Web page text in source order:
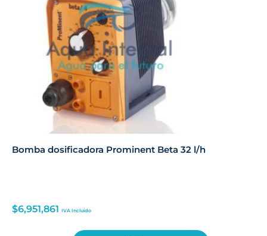
Bomba dosificadora Prominent Beta 32 l/h
$6,951,861 IVA Incluido